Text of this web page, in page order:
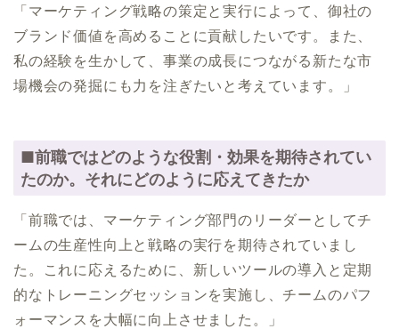
「マーケティング戦略の策定と実行によって、御社の
ブランド価値を高めることに貢献したいです。また、
私の経験を生かして、事業の成長につながる新たな市
場機会の発掘にも力を注ぎたいと考えています。」
■前職ではどのような役割・効果を期待されてい
たのか。それにどのように応えてきたか
「前職では、マーケティング部門のリーダーとしてチ
ームの生産性向上と戦略の実行を期待されていまし
た。これに応えるために、新しいツールの導入と定期
的なトレーニングセッションを実施し、チームのパフ
ォーマンスを大幅に向上させました。」